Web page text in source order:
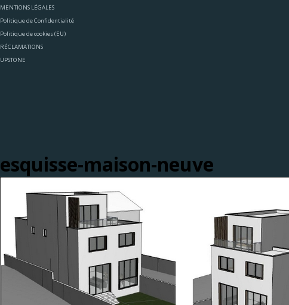
MENTIONS LÉGALES
Politique de Confidentialité
Politique de cookies (EU)
RÉCLAMATIONS
UPSTONE
esquisse-maison-neuve